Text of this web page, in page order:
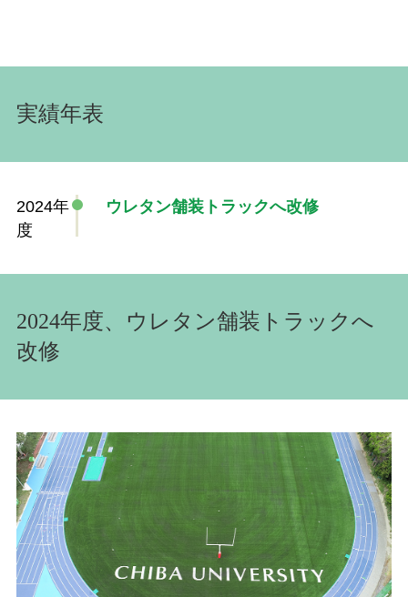
実績年表
2024年
度
ウレタン舗装トラックへ改修
2024年度、ウレタン舗装トラックへ
改修